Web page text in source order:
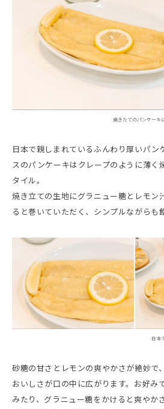
焼きたてのパンケーキ
日本で親しまれているふんわり厚いパン
スのパンケーキはクレープのように薄く
タイル。
焼き立ての生地にグラニュー糖とレモン
ると巻いていただく、シンプルながらも
日本
砂糖の甘さとレモンの爽やかさが絶妙で
おいしさが口の中に広がります。お好み
みたり、グラニュー糖をかけると爽やか